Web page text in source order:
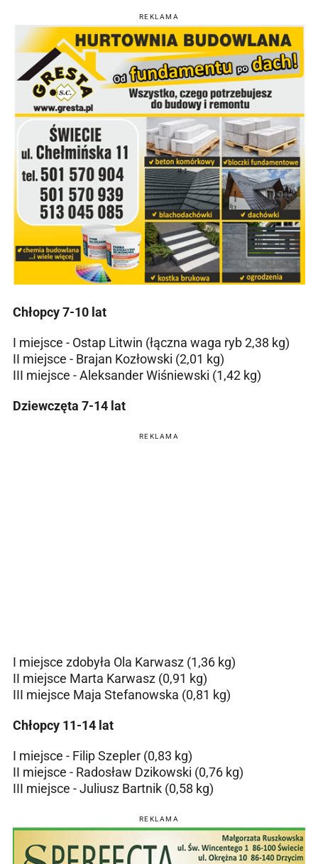
REKLAMA
Chłopcy 7-10 lat
I miejsce - Ostap Litwin (łączna waga ryb 2,38 kg)
II miejsce - Brajan Kozłowski (2,01 kg)
III miejsce - Aleksander Wiśniewski (1,42 kg)
Dziewczęta 7-14 lat
REKLAMA
I miejsce zdobyła Ola Karwasz (1,36 kg)
II miejsce Marta Karwasz (0,91 kg)
III miejsce Maja Stefanowska (0,81 kg)
Chłopcy 11-14 lat
I miejsce - Filip Szepler (0,83 kg)
II miejsce - Radosław Dzikowski (0,76 kg)
III miejsce - Juliusz Bartnik (0,58 kg)
REKLAMA